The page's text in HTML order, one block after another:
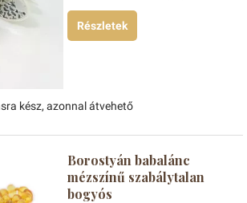
Részletek
kész, azonnal átvehető
Borostyán babalánc
mézszínű szabálytalan
bogyós